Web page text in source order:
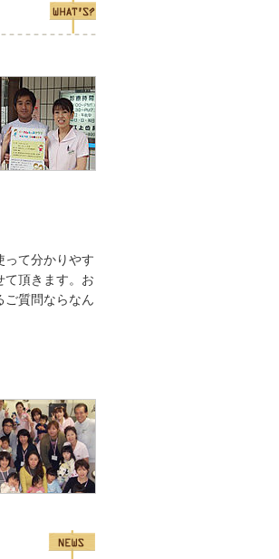
って分かりやす
て頂きます。お
ご質問ならなん